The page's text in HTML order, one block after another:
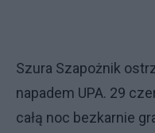
Szura Szapożnik
napadem UPA. 29
całą noc bezkarnie